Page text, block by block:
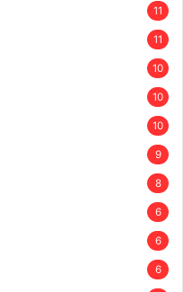
11
11
10
10
10
9
8
6
6
6